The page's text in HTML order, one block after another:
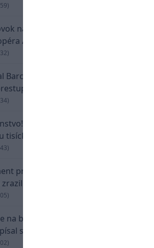
na Anfielde: Liverpool získal z
Arauja
Barcelonu a odmietol Real. Kluby
čiastke
Salaha vítali na štadióne
tisícky fanúšikov
pre Zdena Cháru! Na
s bežcom
na bielom: Mohamed Salah
s Trabzonsporom